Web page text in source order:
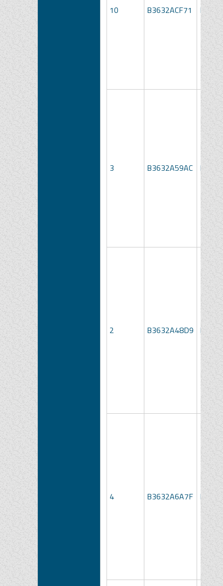
10 B3632ACF71
3 B3632A59AC
2 B3632A48D9
4 B3632A6A7F